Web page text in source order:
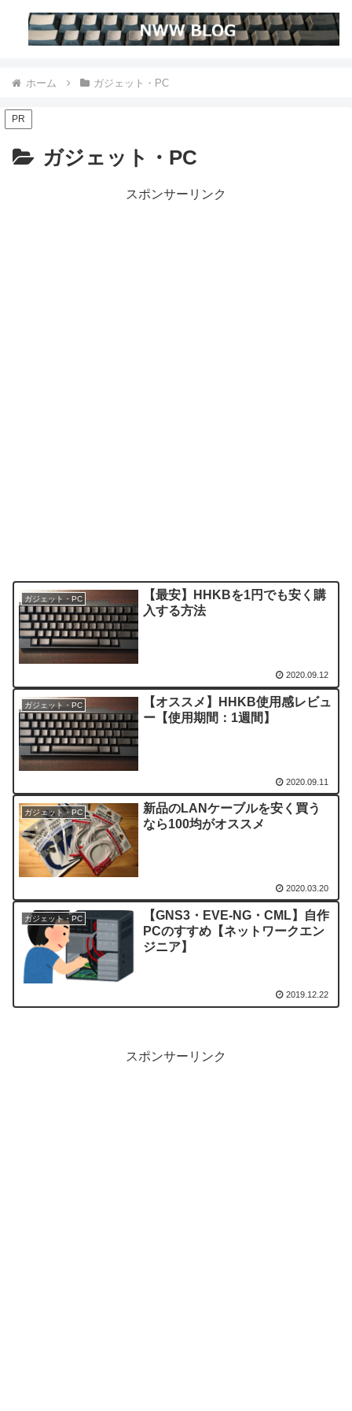
ホーム ガジェット・PC
PR
ガジェット・PC
スポンサーリンク
ガジェット・PC
【最安】HHKBを1円でも安く購
入する方法
2020.09.12
ガジェット・PC
【オススメ】HHKB使用感レビュ
ー【使用期間：1週間】
2020.09.11
ガジェット・PC
新品のLANケーブルを安く買う
なら100均がオススメ
2020.03.20
ガジェット・PC
【GNS3・EVE-NG・CML】自作
PCのすすめ【ネットワークエン
ジニア】
2019.12.22
スポンサーリンク